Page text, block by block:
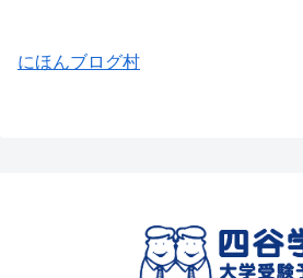
にほんブログ村